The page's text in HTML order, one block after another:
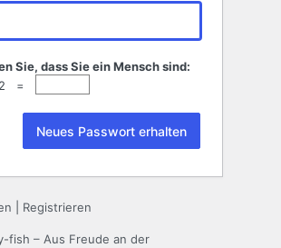
Sie, dass Sie ein Mensch sind:
=
Registrieren
fish – Aus Freude an der